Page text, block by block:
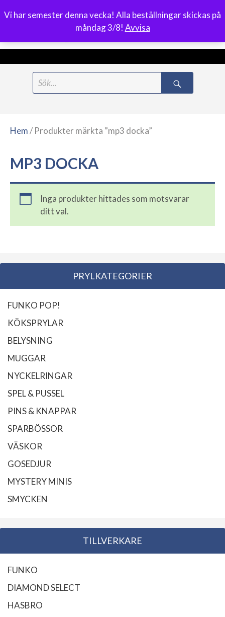
Vi har semester denna vecka! Alla beställningar skickas på
måndag 3/8! Avvisa
0
Meny
Hem/ Produkter märkta ”mp3 docka”
MP3 DOCKA
Inga produkter hittades som motsvarar
ditt val.
PRYLKATEGORIER
FUNKO POP!
KÖKSPRYLAR
BELYSNING
MUGGAR
NYCKELRINGAR
SPEL & PUSSEL
PINS & KNAPPAR
SPARBÖSSOR
VÄSKOR
GOSEDJUR
MYSTERY MINIS
SMYCKEN
TILLVERKARE
FUNKO
DIAMOND SELECT
HASBRO